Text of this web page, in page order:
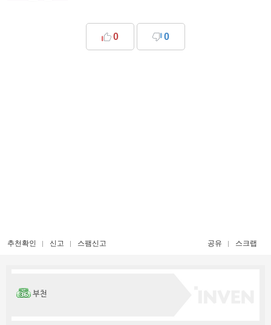
0 0
추천확인 신고 스팸신고 공유 스크랩
부천